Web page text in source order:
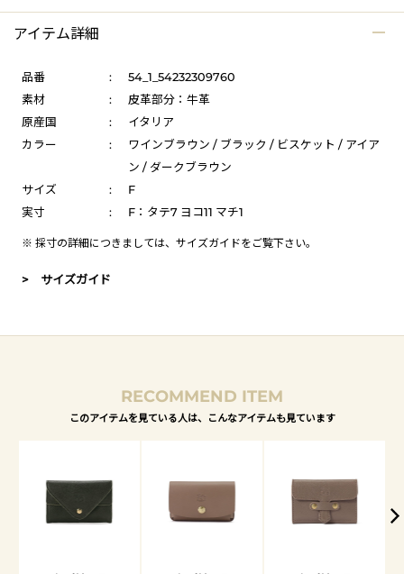
アイテム詳細
品番 :
54_1_54232309760
素材
:
皮革部分：牛革
原産国
:
イタリア
カラー
:
ワインブラウン / ブラック / ビスケット / アイア
ン / ダークブラウン
サイズ
:
F
実寸
: F：タテ7 ヨコ11 マチ1
※ 採寸の詳細につきましては、 サイズガイドをご覧下さい。
> サイズガイド
RECOMMEND ITEM
このアイテムを見ている人は、こんなアイテムも見ています